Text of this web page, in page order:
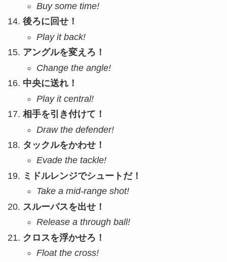
Buy some time!
後ろに回せ！
Play it back!
アングルを変えろ！
Change the angle!
中央に送れ！
Play it central!
相手を引き付けて！
Draw the defender!
タックルをかわせ！
Evade the tackle!
ミドルレンジでシュートだ！
Take a mid-range shot!
スルーパスを出せ！
Release a through ball!
クロスを浮かせろ！
Float the cross!